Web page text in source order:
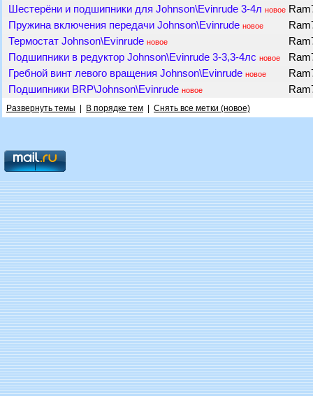
Шестерёни и подшипники для Johnson\Evinrude 3-4л новое
Пружина включения передачи Johnson\Evinrude новое
Термостат Johnson\Evinrude новое
Подшипники в редуктор Johnson\Evinrude 3-3,3-4лс новое
Гребной винт левого вращения Johnson\Evinrude новое
Подшипники BRP\Johnson\Evinrude новое
Развернуть темы В порядке тем Снять все метки (новое)